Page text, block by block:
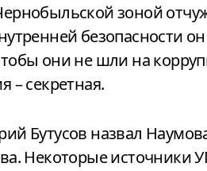
зоной
безопасности
они не шли на
– секретная.
Бутусов назвал
Некоторые источники